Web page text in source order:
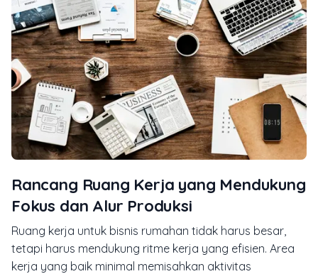
Rancang Ruang Kerja yang Mendukung
Fokus dan Alur Produksi
Ruang kerja untuk bisnis rumahan tidak harus besar,
tetapi harus mendukung ritme kerja yang efisien. Area
kerja yang baik minimal memisahkan aktivitas